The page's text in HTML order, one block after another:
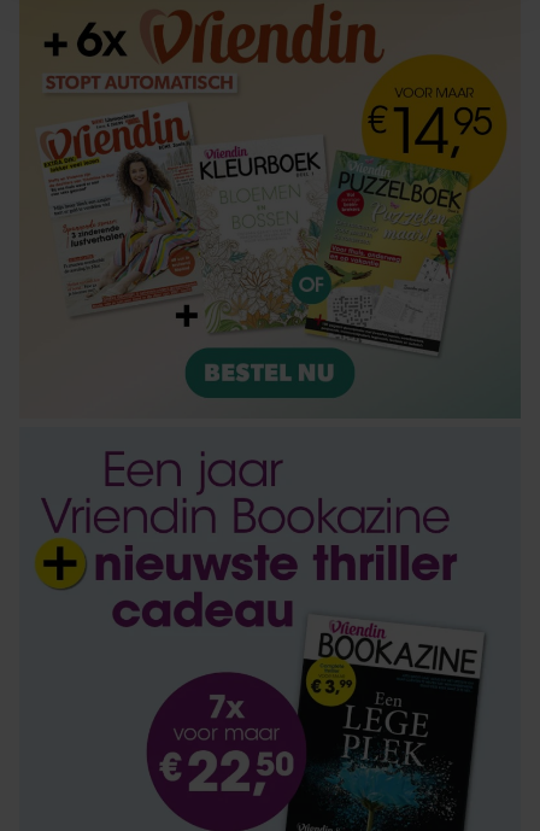
en om ons websiteverkeer te analyseren. Ook delen we
informatie over uw gebruik van onze site met onze
partners voor social media, adverteren en analyse. Deze
partners kunnen deze gegevens combineren met andere
informatie die u aan ze heeft verstrekt of die ze hebben
verzameld op basis van uw gebruik van hun services. U
gaat akkoord met onze cookies als u onze website blijft
gebruiken.